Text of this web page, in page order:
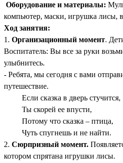
Оборудование и материалы:
компьютер, маски, игрушка лисы,
Ход занятия:
1. Организационный момент.
Воспитатель: Вы все за руки
улыбнитесь.
- Ребята, мы сегодня с вами
путешествие.
Если сказка в дверь стучится,
Ты скорей ее впусти,
Потому что сказка – птица,
Чуть спугнешь и не найти.
2. Сюрпризный момент.
котором спрятана игрушки лисы.